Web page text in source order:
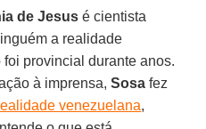
de Jesus é cientista
a realidade
provincial durante anos.
à imprensa,Sosa fez
venezuelana,